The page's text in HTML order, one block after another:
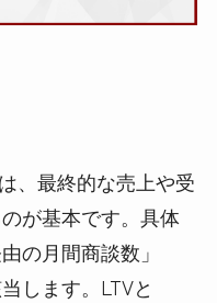
、最終的な売上や受
が基本です。具体
の月間商談数」
します。LTVと